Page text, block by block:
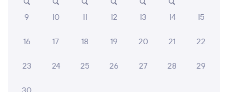
Выберите дату
9 10 11 12 13 14 15
16 17 18 19 20 21 22
23 24 25 26 27 28 29